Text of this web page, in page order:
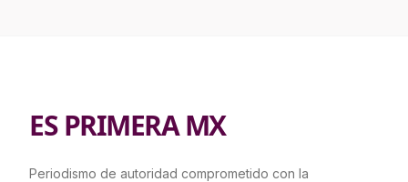
ES PRIMERA MX
Periodismo de autoridad comprometido con la